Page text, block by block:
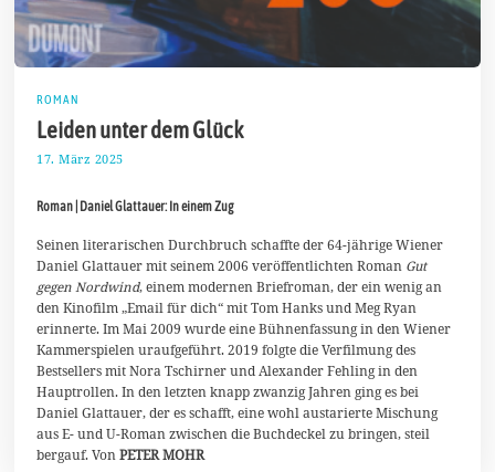
ROMAN
Leiden unter dem Glück
17. März 2025
M
r
2
0
2
5
Roman | Daniel Glattauer: In einem Zug
Seinen literarischen Durchbruch schaffte der 64-jährige Wiener
Daniel Glattauer mit seinem 2006 veröffentlichten Roman Gut
gegen Nordwind, einem modernen Briefroman, der ein wenig an
den Kinofilm „Email für dich“ mit Tom Hanks und Meg Ryan
erinnerte. Im Mai 2009 wurde eine Bühnenfassung in den Wiener
Kammerspielen uraufgeführt. 2019 folgte die Verfilmung des
Bestsellers mit Nora Tschirner und Alexander Fehling in den
Hauptrollen. In den letzten knapp zwanzig Jahren ging es bei
Daniel Glattauer, der es schafft, eine wohl austarierte Mischung
aus E- und U-Roman zwischen die Buchdeckel zu bringen, steil
bergauf. VonPETER MOHR